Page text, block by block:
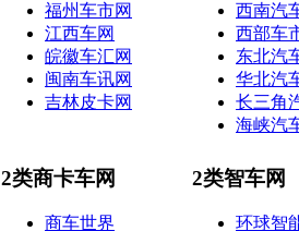
福州车市网
江西车网
皖徽车汇网
闽南车讯网
吉林皮卡网
西南汽
西部车
东北汽
华北汽
长三角
海峡汽
2类商卡车网
商车世界
2类智车网
环球智